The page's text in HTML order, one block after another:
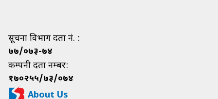
सूचना विभाग दर्ता नं. :
७७/०७३-७४
कम्पनी दर्ता नम्बर:
१७०२५५/७३/०७४
About Us